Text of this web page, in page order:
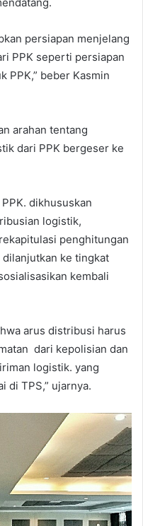
persiapan menjelang
PPK seperti persiapan
PPK,” beber Kasmin
arahan tentang
dari PPK bergeser ke
dikhususkan
logistik,
penghitungan
dilanjutkan ke tingkat
kembali
arus distribusi harus
dari kepolisian dan
logistik. yang
di TPS,” ujarnya.